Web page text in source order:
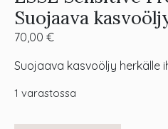
Suojaava
70,00 €
Suojaava kasvoöljy herkälle
1 varastossa